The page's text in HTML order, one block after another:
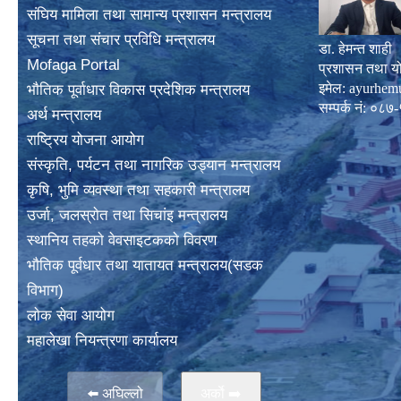
संघिय मामिला तथा सामान्य प्रशासन मन्त्रालय
सूचना तथा संचार प्रविधि मन्त्रालय
Mofaga Portal
भाैतिक पूर्वाधार विकास प्रदेशिक मन्त्रालय
अर्थ मन्त्रालय
राष्ट्रिय योजना आयोग
संस्कृति, पर्यटन तथा नागरिक उड्यान मन्त्रालय
कृषि, भुमि व्यवस्था तथा सहकारी मन्त्रालय
उर्जा, जलस्राेत तथा सिचांइ मन्त्रालय
स्थानिय तहकाे वेवसाइटककाे विवरण
भाैतिक पूर्वधार तथा यातायत मन्त्रालय(सडक
विभाग)
लाेक सेवा आयोग
महालेखा नियन्त्रणा कार्यालय
⬅️ अघिल्लो
डा. हेमन्त शाही
प्रशासन तथा
इमेल:
सम्पर्क नं: